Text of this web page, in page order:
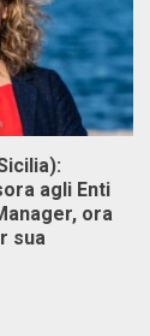
agli Enti
ora
sua